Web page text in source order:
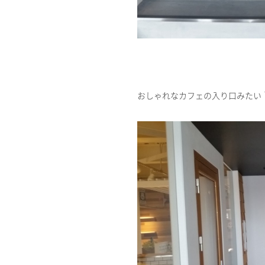
おしゃれなカフェの入り口みたい